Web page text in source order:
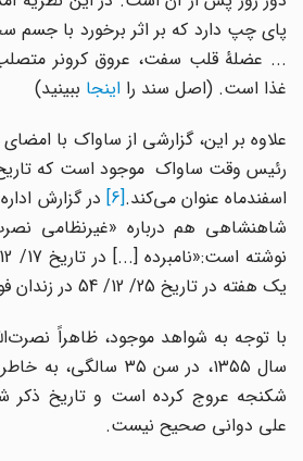
پای چپ دارد که بر اثر برخورد با جسم
... عضلهٔ قلب سفت، عروق کرونر متصلب
غذا است. (اصل سند را اینجاببینید)
علاوه بر این، گزارشی از ساواک با امضای
اسفندماه عنوان می‌کند.[6] در گزارش اداره
شاهنشاهی هم درباره «غیرنظامی
یک هفته در تاریخ 25/ 12/ 54 در زندان فوت می‌شود.»
با توجه به شواهد موجود، ظاهراً
سال ۱۳۵۵، در سن ۳۵
شکنجه عروج کرده است و تاریخ ذکر
علی دوانی صحیح نیست.